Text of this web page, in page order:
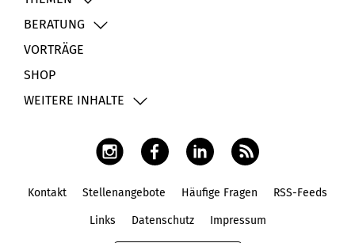
BERATUNG
VORTRÄGE
SHOP
WEITERE INHALTE
Kontakt Stellenangebote Häufige Fragen RSS-Feeds
Links Datenschutz Impressum